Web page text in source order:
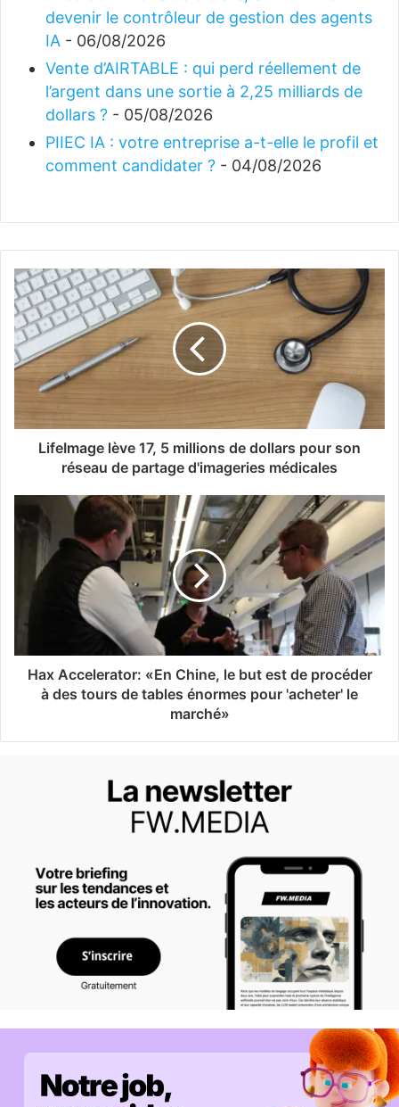
devenir le contrôleur de gestion des agents
IA - 06/08/2026
Vente d’AIRTABLE : qui perd réellement de
l’argent dans une sortie à 2,25 milliards de
dollars ? - 05/08/2026
PIIEC IA : votre entreprise a-t-elle le profil et
comment candidater ? - 04/08/2026
LifeImage lève 17, 5 millions de dollars pour son
réseau de partage d'imageries médicales
Hax Accelerator: «En Chine, le but est de procéder
à des tours de tables énormes pour 'acheter' le
marché»